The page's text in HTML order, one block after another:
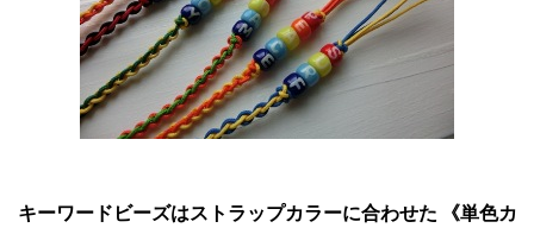
キーワードビーズはストラップカラーに合わせた 《単色カ